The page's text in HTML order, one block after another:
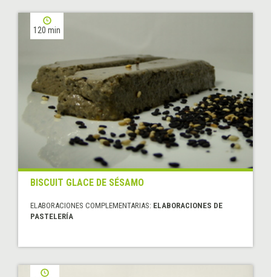
120 min
BISCUIT GLACE DE SÉSAMO
ELABORACIONES COMPLEMENTARIAS: ELABORACIONES DE
PASTELERÍA